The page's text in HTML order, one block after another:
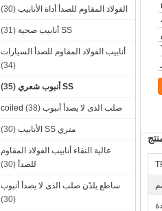
الفولاذ المقاوم للصدأ أداة الأنابيب (30)
SS أنابيب صحية (31)
أنابيب الفولاذ المقاوم للصدأ السيارات
(34)
SS أنبوب شعري (35)
صلب الذى لا يصدأ أنبوب coiled (38)
متري SS الأنابيب (30)
عالية النقاء أنابيب الفولاذ المقاوم
للصدأ (30)
ساطع يلدّن صلب الذى لا يصدأ أنبوب
(30)